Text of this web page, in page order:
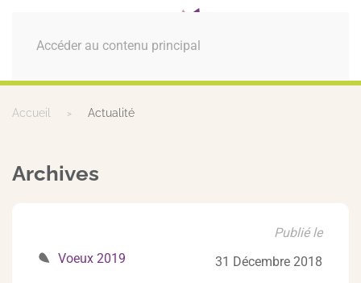
Accéder au contenu principal
MENU
Accueil Actualité
Archives
Publié le
Voeux 2019
31 Décembre 2018